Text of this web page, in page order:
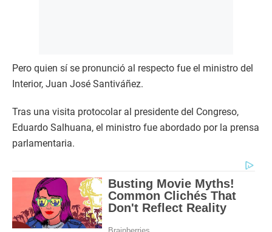
Pero quien sí se pronunció al respecto fue el ministro del
Interior, Juan José Santiváñez.
Tras una visita protocolar al presidente del Congreso,
Eduardo Salhuana, el ministro fue abordado por la prensa
parlamentaria.